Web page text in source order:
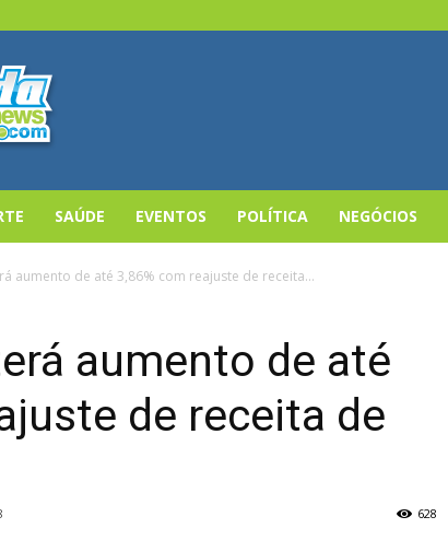
SAÚDE EVENTOS POLÍTICA NEGÓCIOS
aumento de até 3,86% com reajuste de receita...
aumento de até
de receita de
628